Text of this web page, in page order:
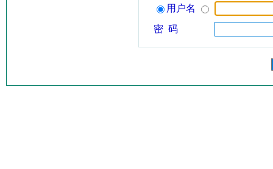
用户名
密 码